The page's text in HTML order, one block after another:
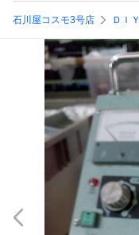
石川屋コスモ3号店 ＤＩＹ